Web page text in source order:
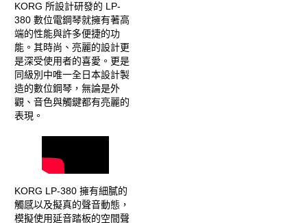
KORG 所設計研發的 LP-
380 數位電鋼琴就擁有著高
端的性能與許多便捷的功
能。其時尚、亮麗的設計更
是深受使用者的喜愛。更是
同級別中唯一全日本設計製
造的數位鋼琴，無論是外
觀、音色與觸鍵都有亮麗的
表現。
KORG LP-380 擁有細膩的
觸感以及擬真的聲音動態，
模擬使用延音踏板的空間聲